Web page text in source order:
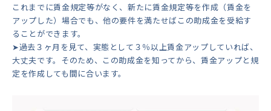
これまでに賃金規定等がなく、新たに賃金規定等を作成（賃金を
アップした）場合でも、他の要件を満たせばこの助成金を受給す
ることができます。
➤過去３ヶ月を見て、実態として３％以上賃金アップしていれば、
大丈夫です。そのため、この助成金を知ってから、賃金アップと規
定を作成しても間に合います。